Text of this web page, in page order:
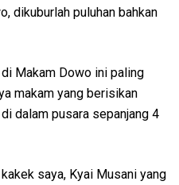
dikuburlah puluhan bahkan
Makam Dowo ini paling
makam yang berisikan
dalam pusara sepanjang 4
saya, Kyai Musani yang